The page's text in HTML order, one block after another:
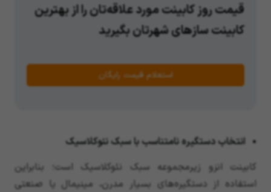
قیمت روز کابینت مورد علاقه‌تان را از بهترین
کابینت سازهای شهرتان بگیرید
استعلام قیمت رایگان
انتخاب دستگیره نامتناسب با سبک نئوکلاسیک
کابینت انزو زیرمجموعه سبک نئوکلاسیک است؛ بنابراین
استفاده از دستگیره‌های بسیار مدرن، مینیمال یا صنعتی